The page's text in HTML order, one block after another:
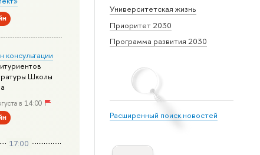
Университетская жизнь
Приоритет 2030
Программа развития 2030
Расширенный поиск новостей
консультации
Школы
в 14:00
17:00